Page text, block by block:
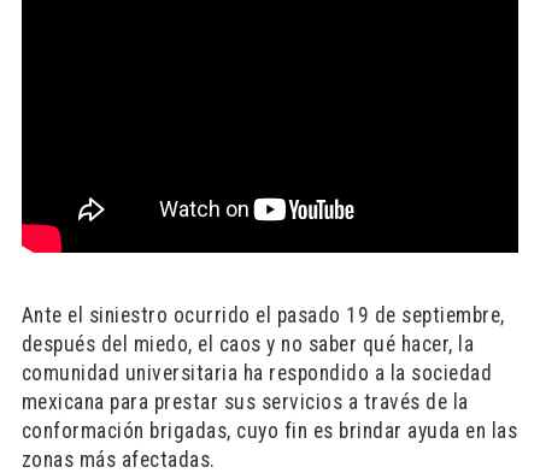
Ante el siniestro ocurrido el pasado 19 de septiembre,
después del miedo, el caos y no saber qué hacer, la
comunidad universitaria ha respondido a la sociedad
mexicana para prestar sus servicios a través de la
conformación brigadas, cuyo fin es brindar ayuda en las
zonas más afectadas.